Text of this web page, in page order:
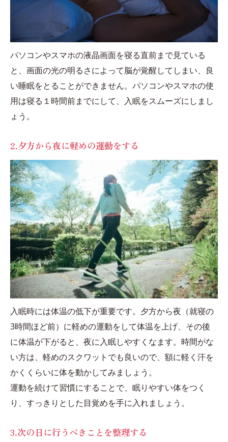
パソコンやスマホの液晶画面を寝る直前まで見ている
と、画面の光の明るさによって脳が覚醒してしまい、良
い睡眠をとることができません。パソコンやスマホの使
用は寝る１時間前までにして、入眠をスムーズにしまし
ょう。
2.夕方から夜に軽めの運動をする
入眠時には体温の低下が重要です。夕方から夜（就寝の
3時間ほど前）に軽めの運動をして体温を上げ、その後
に体温が下がると、夜に入眠しやすくなます。時間がな
い方は、軽めのスクワットでも良いので、額に軽く汗を
かくくらいに体を動かしてみましょう。
運動を続けて習慣にすることで、眠りやすい体をつく
り、すっきりとした目覚めを手に入れましょう。
3.次の日に行うべきことを整理する